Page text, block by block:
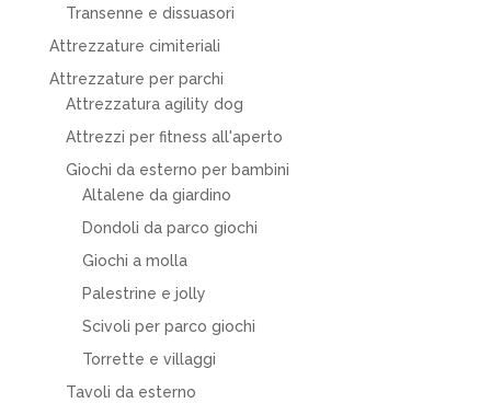
Transenne e dissuasori
Attrezzature cimiteriali
Attrezzature per parchi
Attrezzatura agility dog
Attrezzi per fitness all'aperto
Giochi da esterno per bambini
Altalene da giardino
Dondoli da parco giochi
Giochi a molla
Palestrine e jolly
Scivoli per parco giochi
Torrette e villaggi
Tavoli da esterno